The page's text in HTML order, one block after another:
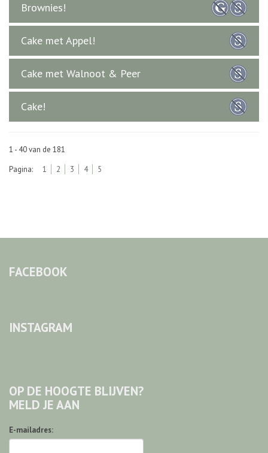
Brownies!
Cake met Appel!
Cake met Walnoot & Peer
Cake!
1 - 40 van de 181
Pagina:
1 2 3 4 5
FACEBOOK
INSTAGRAM
OP DE HOOGTE BLIJVEN?
MELD JE AAN
E-mailadres: